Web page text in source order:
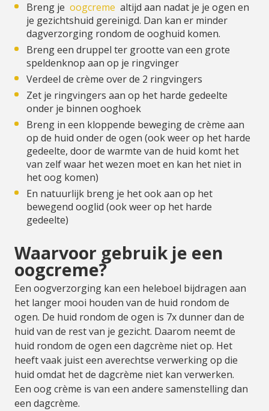
Breng je oogcreme altijd aan nadat je je ogen en
je gezichtshuid gereinigd. Dan kan er minder
dagverzorging rondom de ooghuid komen.
Breng een druppel ter grootte van een grote
speldenknop aan op je ringvinger
Verdeel de crème over de 2 ringvingers
Zet je ringvingers aan op het harde gedeelte
onder je binnen ooghoek
Breng in een kloppende beweging de crème aan
op de huid onder de ogen (ook weer op het harde
gedeelte, door de warmte van de huid komt het
van zelf waar het wezen moet en kan het niet in
het oog komen)
En natuurlijk breng je het ook aan op het
bewegend ooglid (ook weer op het harde
gedeelte)
Waarvoor gebruik je een
oogcreme?
Een oogverzorging kan een heleboel bijdragen aan
het langer mooi houden van de huid rondom de
ogen. De huid rondom de ogen is 7x dunner dan de
huid van de rest van je gezicht. Daarom neemt de
huid rondom de ogen een dagcrème niet op. Het
heeft vaak juist een averechtse verwerking op die
huid omdat het de dagcrème niet kan verwerken.
Een oog crème is van een andere samenstelling dan
een dagcrème.